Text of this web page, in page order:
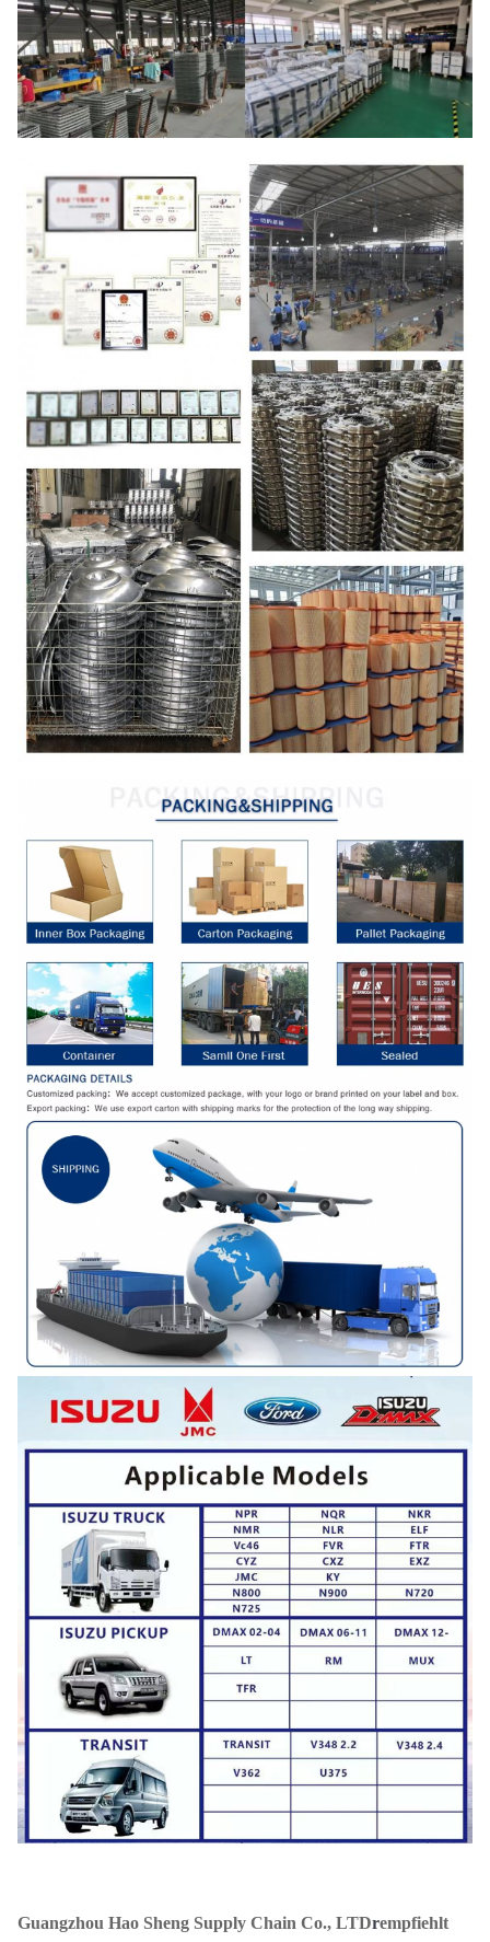
Guangzhou Hao Sheng Supply Chain Co., LTDrempfiehlt